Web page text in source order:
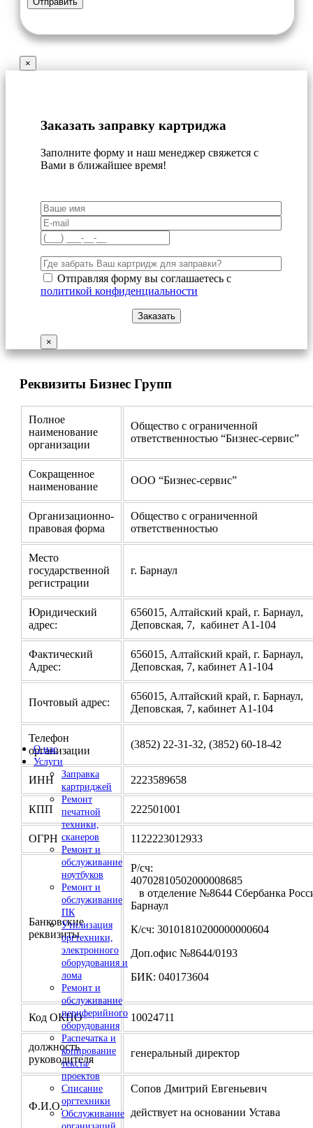
О нас
Услуги
Заправка
картриджей
Ремонт
печатной
техники,
сканеров
Ремонт и
обслуживание
ноутбуков
Ремонт и
обслуживание
ПК
Утилизация
оргтехники,
электронного
оборудования и
лома
Ремонт и
обслуживание
периферийного
оборудования
Распечатка и
копирование
текста/
проектов
Списание
оргтехники
Обслуживание
×
Заказать заправку картриджа
Заполните форму и наш менеджер свяжется с
Вами в ближайшее время!
Отправляя форму вы соглашаетесь с
политикой конфиденциальности
×
Реквизиты Бизнес Групп
Полное
наименование
организации
Общество с ограниченной
ответственностью “Бизнес-сервис”
Сокращенное
наименование
ООО “Бизнес-сервис”
Организационно-
правовая форма
Общество с ограниченной
ответственностью
Место
государственной
регистрации
г. Барнаул
Юридический
адрес:
656015, Алтайский край, г. Барнаул,
Деповская, 7, кабинет А1-104
Фактический
Адрес:
656015, Алтайский край, г. Барнаул,
Деповская, 7, кабинет А1-104
Почтовый адрес:
656015, Алтайский край, г. Барнаул,
Деповская, 7, кабинет А1-104
Телефон
организации
(3852) 22-31-32, (3852) 60-18-42
ИНН 2223589658
КПП 222501001
ОГРН 1122223012933
Банковские
реквизиты
Р/сч:
в отделение №8644 Сбербанка
Барнаул
К/сч: 30101810200000000604
Доп.офис №8644/0193
БИК: 040173604
Код ОКПО 10024711
должность
руководителя
генеральный директор
Ф.И.О.
Сопов Дмитрий Евгеньевич
действует на основании Устава